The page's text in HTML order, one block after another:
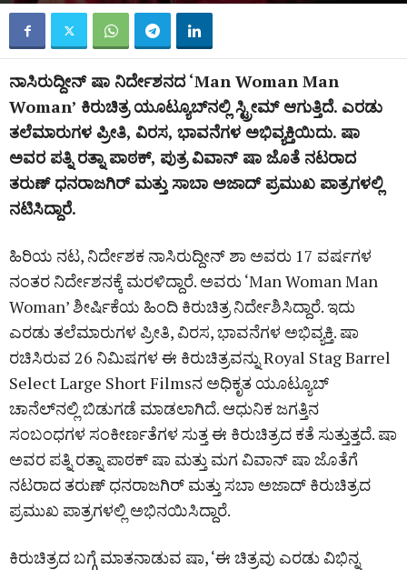
ನಾಸಿರುದ್ದೀನ್‌ ಷಾ ನಿರ್ದೇಶನದ ‘Man Woman Man
Woman’ ಕಿರುಚಿತ್ರ ಯೂಟ್ಯೂಬ್‌ನಲ್ಲಿ ಸ್ಟ್ರೀಮ್‌ ಆಗುತ್ತಿದೆ. ಎರಡು
ತಲೆಮಾರುಗಳ ಪ್ರೀತಿ, ವಿರಸ, ಭಾವನೆಗಳ ಅಭಿವ್ಯಕ್ತಿಯಿದು. ಷಾ
ಅವರ ಪತ್ನಿ ರತ್ನಾ ಪಾಠಕ್‌, ಪುತ್ರ ವಿವಾನ್‌ ಷಾ ಜೊತೆ ನಟರಾದ
ತರುಣ್‌ ಧನರಾಜಗಿರ್‌ ಮತ್ತು ಸಾಬಾ ಅಜಾದ್‌ ಪ್ರಮುಖ ಪಾತ್ರಗಳಲ್ಲಿ
ನಟಿಸಿದ್ದಾರೆ.
ಹಿರಿಯ ನಟ, ನಿರ್ದೇಶಕ ನಾಸಿರುದ್ದೀನ್ ಶಾ ಅವರು 17 ವರ್ಷಗಳ
ನಂತರ ನಿರ್ದೇಶನಕ್ಕೆ ಮರಳಿದ್ದಾರೆ. ಅವರು ‘Man Woman Man
Woman’ ಶೀರ್ಷಿಕೆಯ ಹಿಂದಿ ಕಿರುಚಿತ್ರ ನಿರ್ದೇಶಿಸಿದ್ದಾರೆ. ಇದು
ಎರಡು ತಲೆಮಾರುಗಳ ಪ್ರೀತಿ, ವಿರಸ, ಭಾವನೆಗಳ ಅಭಿವ್ಯಕ್ತಿ. ಷಾ
ರಚಿಸಿರುವ 26 ನಿಮಿಷಗಳ ಈ ಕಿರುಚಿತ್ರವನ್ನು Royal Stag Barrel
Select Large Short Filmsನ ಅಧಿಕೃತ ಯೂಟ್ಯೂಬ್
ಚಾನೆಲ್‌ನಲ್ಲಿ ಬಿಡುಗಡೆ ಮಾಡಲಾಗಿದೆ. ಆಧುನಿಕ ಜಗತ್ತಿನ
ಸಂಬಂಧಗಳ ಸಂಕೀರ್ಣತೆಗಳ ಸುತ್ತ ಈ ಕಿರುಚಿತ್ರದ ಕತೆ ಸುತ್ತುತ್ತದೆ. ಷಾ
ಅವರ ಪತ್ನಿ ರತ್ನಾ ಪಾಠಕ್ ಷಾ ಮತ್ತು ಮಗ ವಿವಾನ್ ಷಾ ಜೊತೆಗೆ
ನಟರಾದ ತರುಣ್ ಧನರಾಜಗಿರ್ ಮತ್ತು ಸಬಾ ಅಜಾದ್ ಕಿರುಚಿತ್ರದ
ಪ್ರಮುಖ ಪಾತ್ರಗಳಲ್ಲಿ ಅಭಿನಯಿಸಿದ್ದಾರೆ.
ಕಿರುಚಿತ್ರದ ಬಗ್ಗೆ ಮಾತನಾಡುವ ಷಾ, ‘ಈ ಚಿತ್ರವು ಎರಡು ವಿಭಿನ್ನ